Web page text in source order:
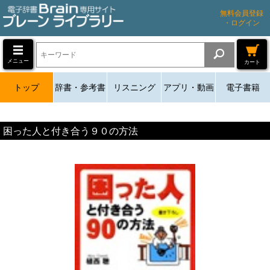
無料会員登録
・ログイン
メニュー カート
トップ 辞書・参考書 リスニング アプリ・動画 電子書籍
困った人と付き合う９０の方法